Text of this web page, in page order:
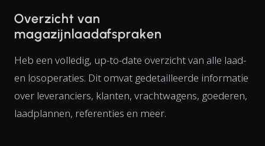
Overzicht van
magazijnlaadafspraken
Heb een volledig, up-to-date overzicht van alle laad-
en losoperaties. Dit omvat gedetailleerde informatie
over leveranciers, klanten, vrachtwagens, goederen,
laadplannen, referenties en meer.